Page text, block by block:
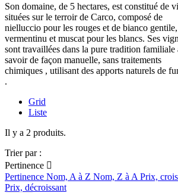
Son domaine, de 5 hectares, est constitué de
situées sur le terroir de Carco, composé de
nielluccio pour les rouges et de bianco gentile,
vermentinu et muscat pour les blancs. Ses
sont travaillées dans la pure tradition familiale
savoir de façon manuelle, sans traitements
chimiques , utilisant des apports naturels de
.
Grid
Liste
Il y a 2 produits.
Trier par :
Pertinence 
Pertinence Nom, A à Z Nom, Z à A Prix,
Prix, décroissant